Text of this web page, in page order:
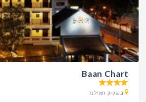
Baan Chart
בנגקוק תאילנד